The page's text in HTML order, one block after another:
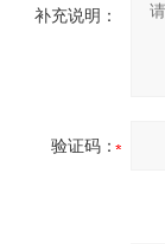
补充说明：
验证码：